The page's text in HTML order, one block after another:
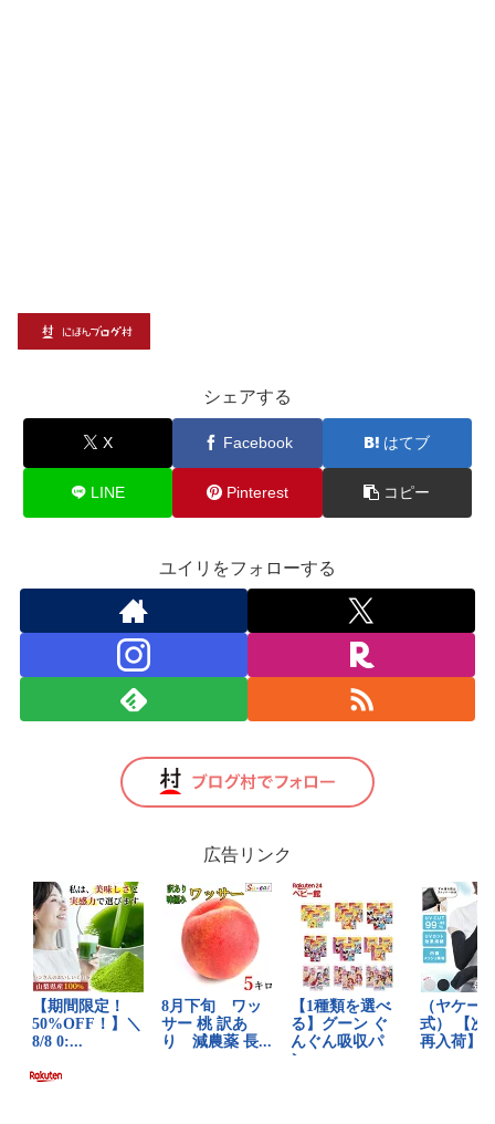
シェアする
X Facebook はてブ
LINE Pinterest コピー
ユイリをフォローする
広告リンク